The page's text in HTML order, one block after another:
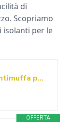
di
Scopriamo
isolanti per le
Pannello Decorativo Antimuffa per Interni, Carta Adesiva per Pareti Isolante Termico Anti umidità, Carta da Parati Moderna Intonaco Scrostato Nasconde le Imperfezioni(Bianca,50 x 280 cm)
OFFERTA